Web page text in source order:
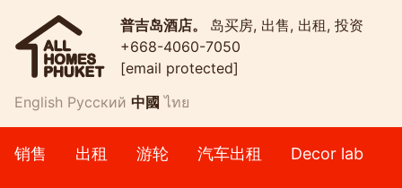
普吉岛酒店。 岛买房, 出售, 出租, 投资
+668-4060-7050
[email protected]
English Русский 中國 ไทย
销售 出租 游轮 汽车出租 Decor lab